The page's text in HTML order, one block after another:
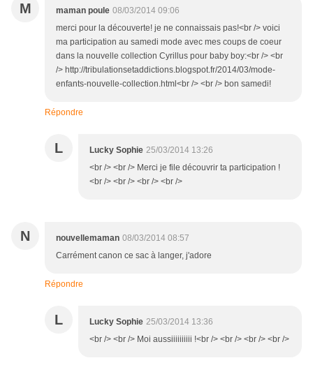
M maman poule 08/03/2014 09:06
merci pour la découverte! je ne connaissais pas!<br /> voici
ma participation au samedi mode avec mes coups de coeur
dans la nouvelle collection Cyrillus pour baby boy:<br /> <br
/> http://tribulationsetaddictions.blogspot.fr/2014/03/mode-
enfants-nouvelle-collection.html<br /> <br /> bon samedi!
Répondre
L Lucky Sophie 25/03/2014 13:26
<br /> <br /> Merci je file découvrir ta participation !
<br /> <br /> <br /> <br />
N nouvellemaman 08/03/2014 08:57
Carrément canon ce sac à langer, j'adore
Répondre
L Lucky Sophie 25/03/2014 13:36
<br /> <br /> Moi aussiiiiiiiiii !<br /> <br /> <br /> <br />